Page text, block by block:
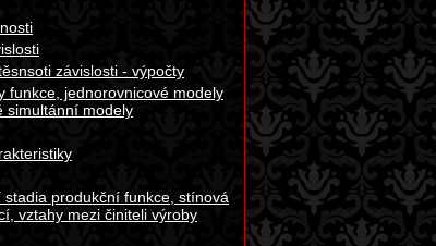
závislosti - výpočty
funkce, jednorovnicové modely
simultánní modely
produkční funkce, stínová
vztahy mezi činiteli výroby